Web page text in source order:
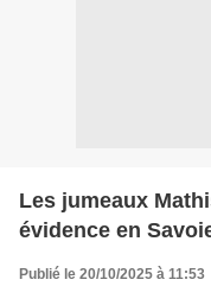
Les jumeaux
évidence en
Publié le 20/10/2025 à 11:53